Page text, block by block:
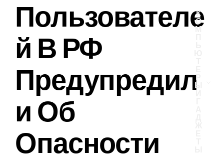
К
О
М
Р
Ы
Пользователе
Й В РФ
Предупредил
И Об
Опасности